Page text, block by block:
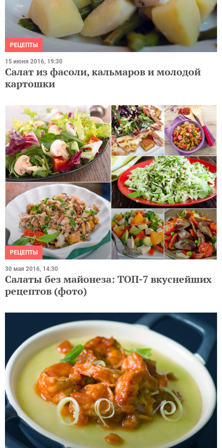
РЕЦЕПТЫ
15 июня 2016, 19:30
Салат из фасоли, кальмаров и молодой
картошки
РЕЦЕПТЫ
30 мая 2016, 14:30
Салаты без майонеза: ТОП-7 вкуснейших
рецептов (фото)